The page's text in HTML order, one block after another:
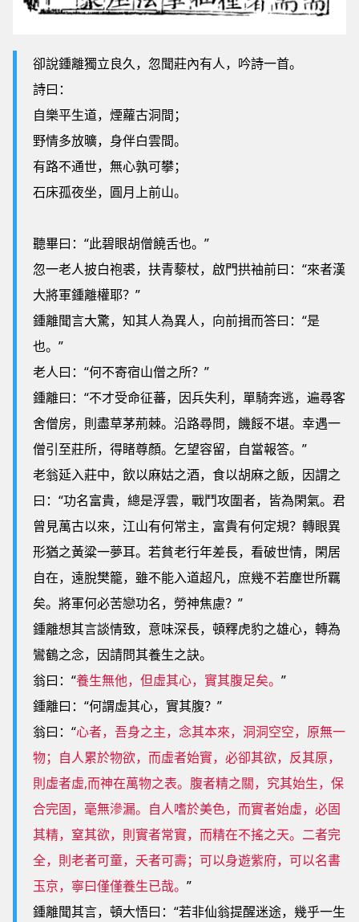
卻說鍾離獨立良久，忽聞莊內有人，吟詩一首。
詩曰：
自樂平生道，煙蘿古洞間；
野情多放曠，身伴白雲間。
有路不通世，無心孰可攀；
石床孤夜坐，圓月上前山。
聽畢曰：“此碧眼胡僧饒舌也。”
忽一老人披白袍裘，扶青藜杖，啟門拱袖前曰：“來者漢
大將軍鍾離權耶？”
鍾離聞言大驚，知其人為異人，向前揖而答曰：“是
也。”
老人曰：“何不寄宿山僧之所？”
鍾離曰：“不才受命征蕃，因兵失利，單騎奔逃，遍尋客
舍僧房，則盡草茅荊棘。沿路尋問，饑餒不堪。幸遇一
僧引至莊所，得睹尊顏。乞望容留，自當報答。”
老翁延入莊中，飲以麻姑之酒，食以胡麻之飯，因謂之
曰：“功名富貴，總是浮雲，戰鬥攻圍者，皆為閑氣。君
曾見萬古以來，江山有何常主，富貴有何定規？轉眼異
形猶之黃粱一夢耳。若貧老行年差長，看破世情，閑居
自在，遠脫樊籠，雖不能入道超凡，庶幾不若塵世所羈
矣。將軍何必苦戀功名，勞神焦慮？”
鍾離想其言談情致，意味深長，頓釋虎豹之雄心，轉為
鸞鶴之念，因請問其養生之訣。
翁曰：“養生無他，但虛其心，實其腹足矣。 ”
鍾離曰：“何謂虛其心，實其腹？”
翁曰：“心者，吾身之主，念其本來，洞洞空空，原無一
物；自人累於物欲，而虛者始實，必卻其欲，反其原，
則虛者虛,而神在萬物之表。腹者精之關，究其始生，保
合完固，毫無滲漏。自人嗜於美色，而實者始虛，必固
其精，窒其欲，則實者常實，而精在不搖之天。二者完
全，則老者可童，夭者可壽；可以身遊紫府，可以名書
玉京，寧曰僅僅養生已哉。 ”
鍾離聞其言，頓大悟曰：“若非仙翁提醒迷途，幾乎一生